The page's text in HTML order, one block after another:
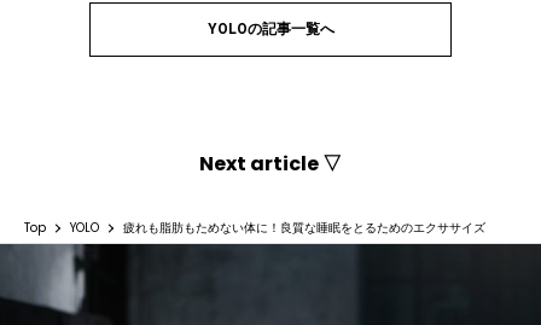
YOLOの記事一覧へ
Next article ▽
Top YOLO 疲れも脂肪もためない体に！良質な睡眠をとるためのエクササイズ